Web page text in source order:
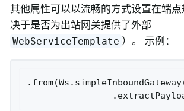
其他属性可以以流畅的方式设置在端
决于是否为出站网关提供了外部
WebServiceTemplate ）。 示例：